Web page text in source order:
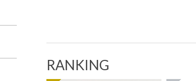
RANKING